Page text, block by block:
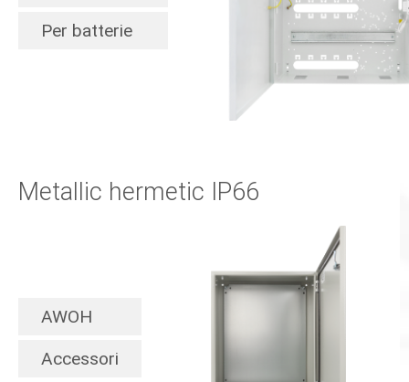
Per batterie
Metallic hermetic IP66
AWOH
Accessori